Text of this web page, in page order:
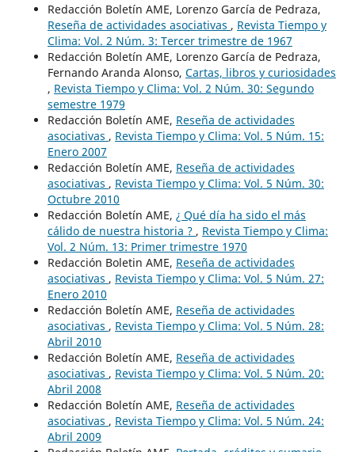
Redacción Boletín AME, Lorenzo García de Pedraza,
Reseña de actividades asociativas , Revista Tiempo y
Clima: Vol. 2 Núm. 3: Tercer trimestre de 1967
Redacción Boletín AME, Lorenzo García de Pedraza,
Fernando Aranda Alonso, Cartas, libros y curiosidades
, Revista Tiempo y Clima: Vol. 2 Núm. 30: Segundo
semestre 1979
Redacción Boletín AME, Reseña de actividades
asociativas , Revista Tiempo y Clima: Vol. 5 Núm. 15:
Enero 2007
Redacción Boletín AME, Reseña de actividades
asociativas , Revista Tiempo y Clima: Vol. 5 Núm. 30:
Octubre 2010
Redacción Boletín AME, ¿ Qué día ha sido el más
cálido de nuestra historia ? , Revista Tiempo y Clima:
Vol. 2 Núm. 13: Primer trimestre 1970
Redacción Boletin AME, Reseña de actividades
asociativas , Revista Tiempo y Clima: Vol. 5 Núm. 27:
Enero 2010
Redacción Boletín AME, Reseña de actividades
asociativas , Revista Tiempo y Clima: Vol. 5 Núm. 28:
Abril 2010
Redacción Boletín AME, Reseña de actividades
asociativas , Revista Tiempo y Clima: Vol. 5 Núm. 20:
Abril 2008
Redacción Boletín AME, Reseña de actividades
asociativas , Revista Tiempo y Clima: Vol. 5 Núm. 24:
Abril 2009